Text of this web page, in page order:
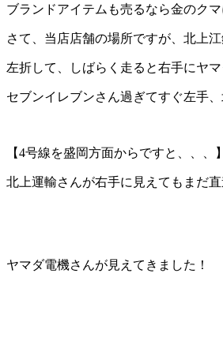
ブランドアイテムも売るなら金のクマ
さて、当店店舗の場所ですが、北上
左折して、しばらく走ると右手にヤ
セブンイレブンさん過ぎてすぐ左手
【4号線を盛岡方面からですと、、、】
北上運輸さんが右手に見えてもまだ直
ヤマダ電機さんが見えてきました！